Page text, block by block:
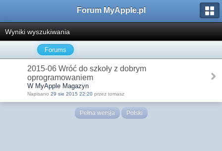
Forum MyApple.pl
Wyniki wyszukiwania
Forums
2015-06 Wróć do szkoły z dobrym
oprogramowaniem
W MyApple Magazyn
Napisano 29 sie 2015 22:20 przez tomasz
Pełna wersja Polski